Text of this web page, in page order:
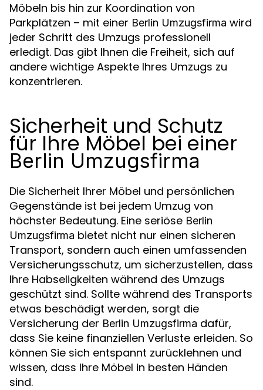
Möbeln bis hin zur Koordination von
Parkplätzen – mit einer Berlin Umzugsfirma wird
jeder Schritt des Umzugs professionell
erledigt. Das gibt Ihnen die Freiheit, sich auf
andere wichtige Aspekte Ihres Umzugs zu
konzentrieren.
Sicherheit und Schutz
für Ihre Möbel bei einer
Berlin Umzugsfirma
Die Sicherheit Ihrer Möbel und persönlichen
Gegenstände ist bei jedem Umzug von
höchster Bedeutung. Eine seriöse Berlin
Umzugsfirma bietet nicht nur einen sicheren
Transport, sondern auch einen umfassenden
Versicherungsschutz, um sicherzustellen, dass
Ihre Habseligkeiten während des Umzugs
geschützt sind. Sollte während des Transports
etwas beschädigt werden, sorgt die
Versicherung der Berlin Umzugsfirma dafür,
dass Sie keine finanziellen Verluste erleiden. So
können Sie sich entspannt zurücklehnen und
wissen, dass Ihre Möbel in besten Händen
sind.